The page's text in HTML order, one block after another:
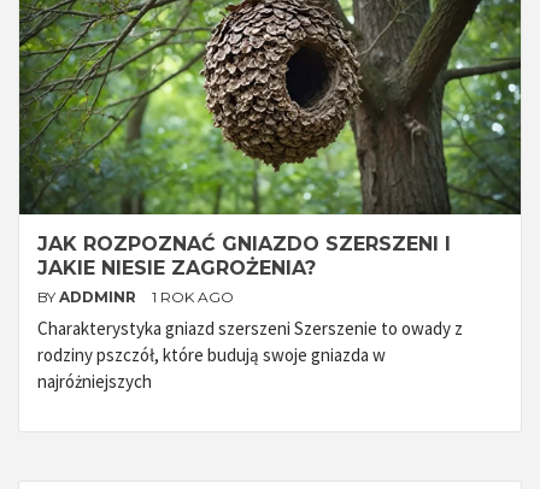
JAK ROZPOZNAĆ GNIAZDO SZERSZENI I
JAKIE NIESIE ZAGROŻENIA?
BY ADDMINR 1 ROK AGO
Charakterystyka gniazd szerszeni Szerszenie to owady z
rodziny pszczół, które budują swoje gniazda w
najróżniejszych